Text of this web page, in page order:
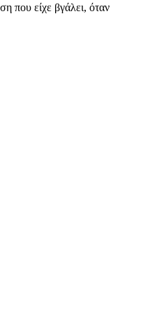
που είχε βγάλει, όταν